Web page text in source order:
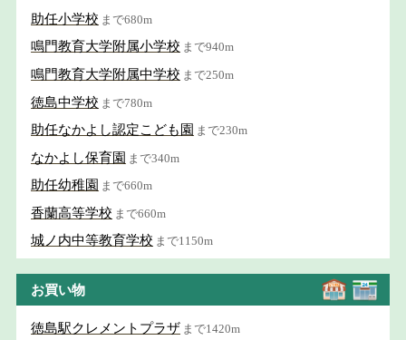
助任小学校 まで680m
鳴門教育大学附属小学校 まで940m
鳴門教育大学附属中学校 まで250m
徳島中学校 まで780m
助任なかよし認定こども園 まで230m
なかよし保育園 まで340m
助任幼稚園 まで660m
香蘭高等学校 まで660m
城ノ内中等教育学校 まで1150m
お買い物
徳島駅クレメントプラザ まで1420m